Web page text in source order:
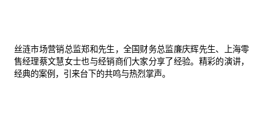
丝涟市场营销总监郑和先生，全国财务总监廉庆辉先生、上海零
售经理蔡文慧女士也与经销商们大家分享了经验。精彩的演讲，
经典的案例，引来台下的共鸣与热烈掌声。